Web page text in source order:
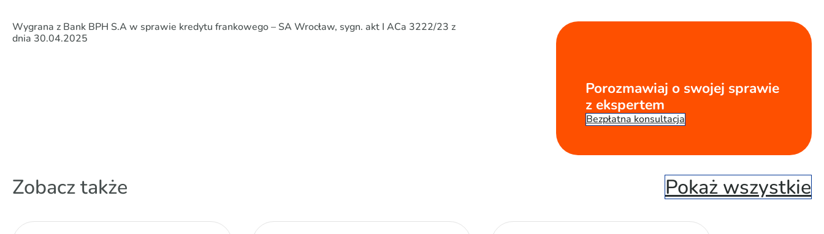
Wygrana z Bank BPH S.A w sprawie kredytu frankowego – SA Wrocław, sygn. akt I ACa 3222/23 z
dnia 30.04.2025
Porozmawiaj o swojej sprawie
z ekspertem
Bezpłatna konsultacja
Zobacz także Pokaż wszystkie